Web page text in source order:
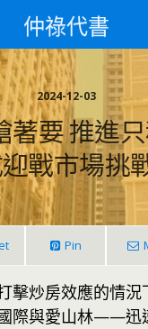
仲祿代書
2024-12-03
著要 推進
戰市場挑
Pin
擊炒房效應的情況
與愛山林——迅